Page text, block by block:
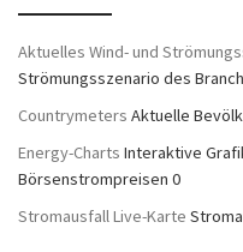
Aktuelles Wind- und
Strömungsszenario des
Countrymeters Aktuelle
Energy-Charts Interaktive
Börsenstrompreisen 0
Stromausfall Live-Karte